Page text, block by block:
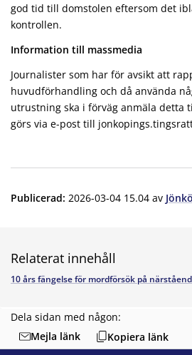
god tid till domstolen eftersom det
kontrollen.
Information till massmedia
Journalister som har för avsikt att
huvudförhandling och då använda
utrustning ska i förväg anmäla detta
görs via e-post till
Publicerad: 2026-03-04 15.04 av
Dela sidan med någon:
Mejla länk
Kopiera länk
Relaterat innehåll
10 års fängelse för mordförsök på